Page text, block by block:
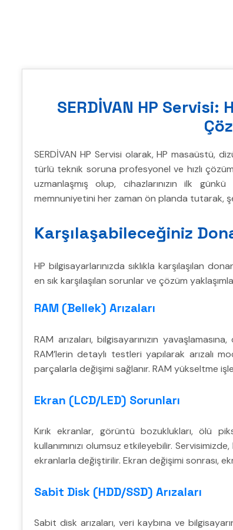
SERDİVAN HP
SERDİVAN HP Servisi olarak, HP masaüstü,
türlü teknik soruna profesyonel ve hızlı
uzmanlaşmış olup, cihazlarınızın ilk
memnuniyetini her zaman ön planda tutarak,
Karşılaşabileceğiniz
HP bilgisayarlarınızda sıklıkla karşılaşılan
en sık karşılaşılan sorunlar ve çözüm
RAM (Bellek) Arızaları
RAM arızaları, bilgisayarınızın
RAM’lerin detaylı testleri yapılarak arızalı
parçalarla değişimi sağlanır. RAM yükseltme
Ekran (LCD/LED) Sorunları
Kırık ekranlar, görüntü bozuklukları, ölü
kullanımınızı olumsuz etkileyebilir.
ekranlarla değiştirilir. Ekran değişimi sonrası,
Sabit Disk (HDD/SSD) Arızaları
Sabit disk arızaları, veri kaybına ve